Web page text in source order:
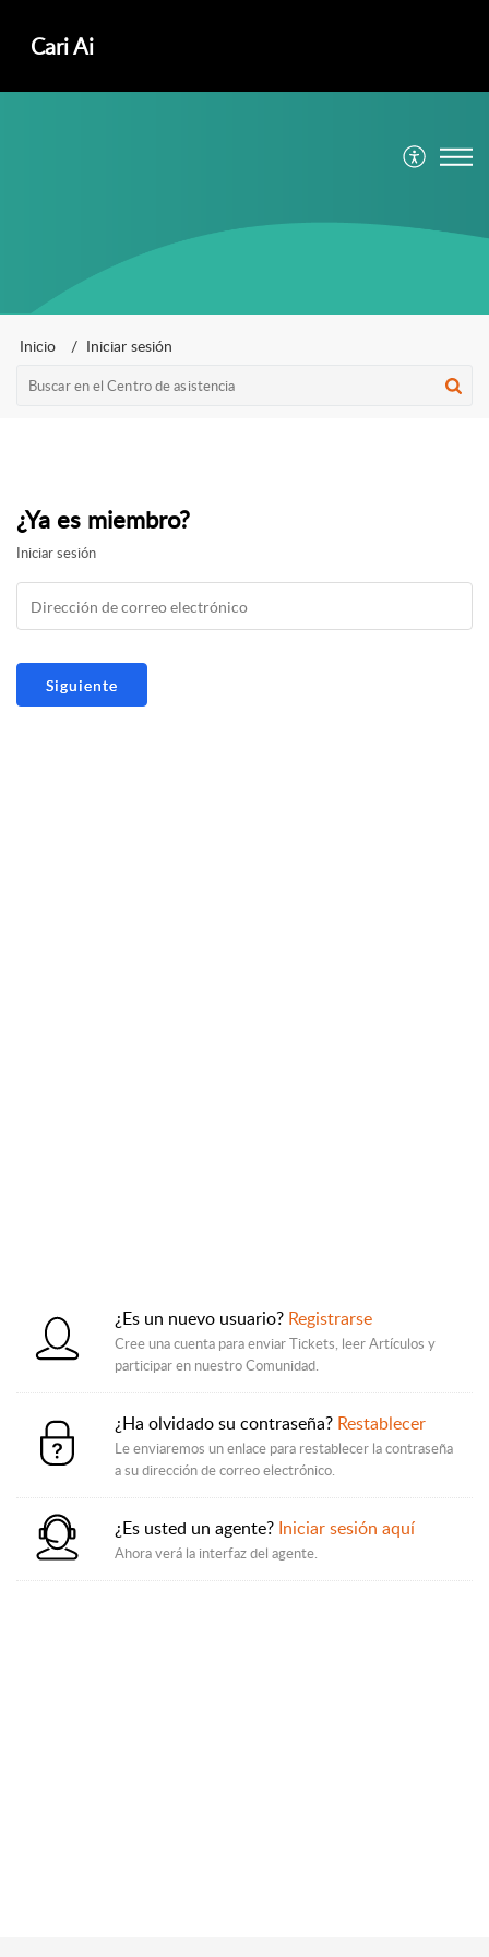
ㅤCari Ai
Inicio Iniciar sesión
¿Ya es miembro?
Iniciar sesión
¿Es un nuevo usuario? Registrarse
Cree una cuenta para enviar Tickets, leer Artículos y
participar en nuestro Comunidad.
¿Ha olvidado su contraseña? Restablecer
Le enviaremos un enlace para restablecer la contraseña
a su dirección de correo electrónico.
¿Es usted un agente? Iniciar sesión aquí
Ahora verá la interfaz del agente.